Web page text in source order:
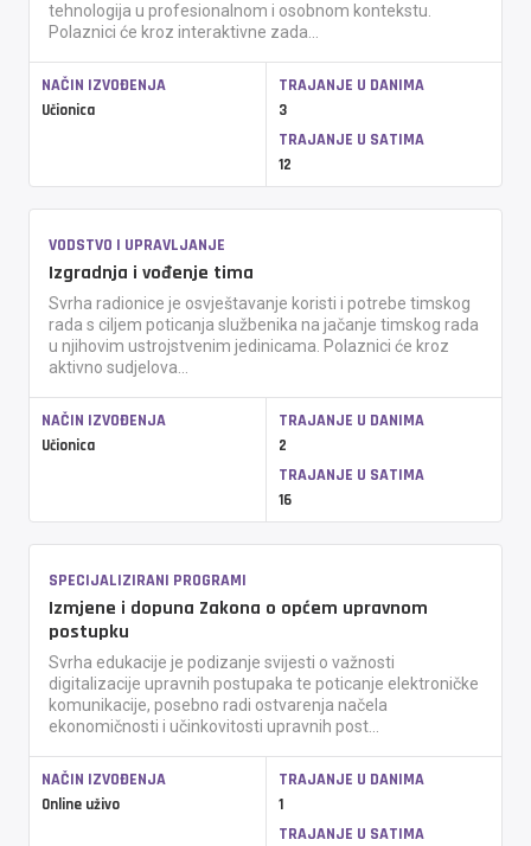
tehnologija u profesionalnom i osobnom kontekstu.
Polaznici će kroz interaktivne zada...
NAČIN IZVOĐENJA
Učionica
TRAJANJE U DANIMA
3
TRAJANJE U SATIMA
12
VODSTVO I UPRAVLJANJE
Izgradnja i vođenje tima
Svrha radionice je osvještavanje koristi i potrebe timskog
rada s ciljem poticanja službenika na jačanje timskog rada
u njihovim ustrojstvenim jedinicama. Polaznici će kroz
aktivno sudjelova...
NAČIN IZVOĐENJA
Učionica
TRAJANJE U DANIMA
2
TRAJANJE U SATIMA
16
SPECIJALIZIRANI PROGRAMI
Izmjene i dopuna Zakona o općem upravnom
postupku
Svrha edukacije je podizanje svijesti o važnosti
digitalizacije upravnih postupaka te poticanje elektroničke
komunikacije, posebno radi ostvarenja načela
ekonomičnosti i učinkovitosti upravnih post...
NAČIN IZVOĐENJA
Online uživo
TRAJANJE U DANIMA
1
TRAJANJE U SATIMA